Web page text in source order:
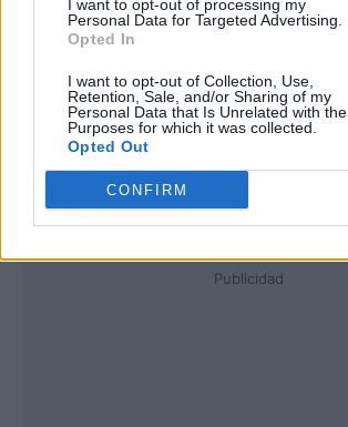
I want to opt-out of processing my
Personal Data for Targeted Advertising.
Opted In
I want to opt-out of Collection, Use,
Retention, Sale, and/or Sharing of my
Personal Data that Is Unrelated with the
Purposes for which it was collected.
Opted Out
CONFIRM
Publicidad